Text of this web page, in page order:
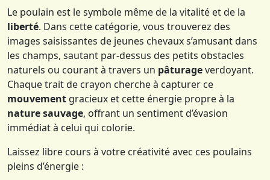
Le poulain est le symbole même de la vitalité et de la
liberté. Dans cette catégorie, vous trouverez des
images saisissantes de jeunes chevaux s’amusant dans
les champs, sautant par-dessus des petits obstacles
naturels ou courant à travers un pâturageverdoyant.
Chaque trait de crayon cherche à capturer ce
mouvement gracieux et cette énergie propre à la
nature sauvage, offrant un sentiment d’évasion
immédiat à celui qui colorie.
Laissez libre cours à votre créativité avec ces poulains
pleins d’énergie :